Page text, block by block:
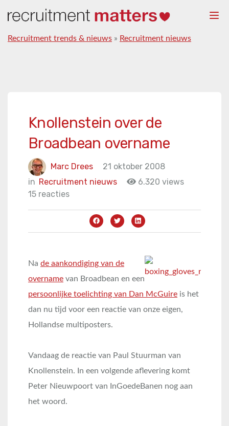
Recruitment trends & nieuws » Recruitment nieuws
Knollenstein over de
Broadbean overname
Marc Drees
21 oktober 2008
in Recruitment nieuws
6.320 views
15 reacties
Na de aankondiging van de
overname van Broadbean en een
persoonlijke toelichting van Dan McGuire is het
dan nu tijd voor een reactie van onze eigen,
Hollandse multiposters.
Vandaag de reactie van Paul Stuurman van
Knollenstein. In een volgende aflevering komt
Peter Nieuwpoort van InGoedeBanen nog aan
het woord.